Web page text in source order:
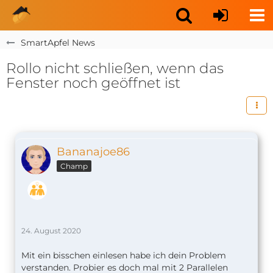
SmartApfel News
Rollo nicht schließen, wenn das
Fenster noch geöffnet ist
Bananajoe86
Champ
24. August 2020
Mit ein bisschen einlesen habe ich dein Problem
verstanden. Probier es doch mal mit 2 Parallelen